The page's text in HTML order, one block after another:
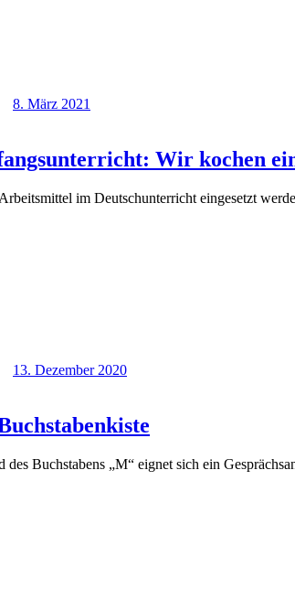
8. März 2021
Wir kochen
im Deutschunterricht eingesetzt
13. Dezember 2020
Buchstabens „M“ eignet sich ein